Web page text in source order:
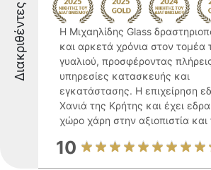
Διακριθέντες
Η Μιχαηλίδης Glass
και αρκετά χρόνια στον τομέα
γυαλιού, προσφέροντας
υπηρεσίες κατασκευής και
εγκατάστασης. Η επιχείρηση
Χανιά της Κρήτης και έχει
χώρο χάρη στην αξιοπιστία και
10